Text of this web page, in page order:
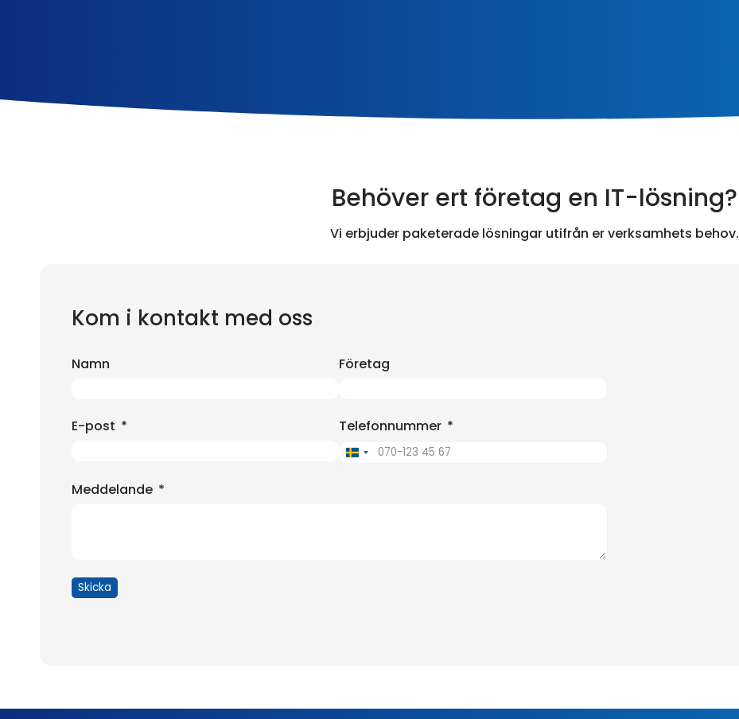
Behöver ert företag en IT-lösning?
Vi erbjuder paketerade lösningar utifrån er verksamhets behov.
Kom i kontakt med oss
Namn Företag
E-post
Telefonnummer
Sweden
Meddelande
Skicka